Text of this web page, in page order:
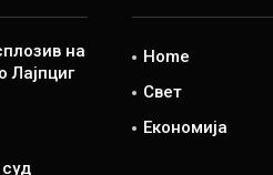
на
Лајпциг
Home
Свет
Економија